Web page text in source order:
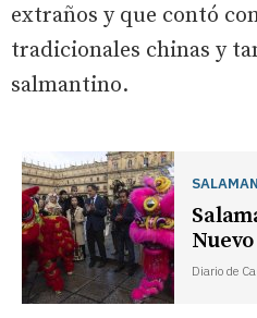
extraños y que contó
tradicionales chinas y
salmantino.
Diario de